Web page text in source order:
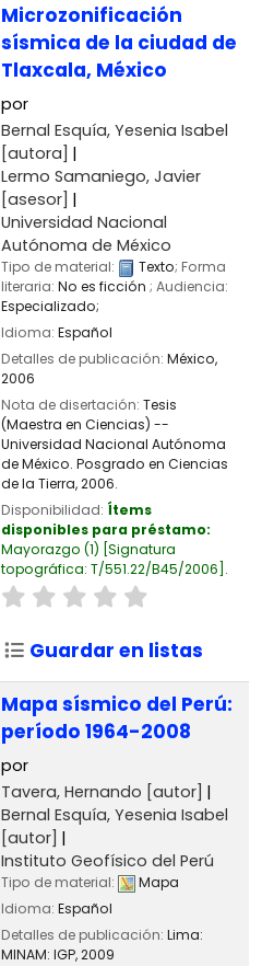
Microzonificación
sísmica de la ciudad de
Tlaxcala, México
por
Bernal Esquía, Yesenia Isabel
[autora]
Lermo Samaniego, Javier
[asesor]
Universidad Nacional
Autónoma de México
Tipo de material: Texto; Forma
literaria: No es ficción ; Audiencia:
Especializado;
Idioma: Español
Detalles de publicación: México,
2006
Nota de disertación: Tesis
(Maestra en Ciencias) --
Universidad Nacional Autónoma
de México. Posgrado en Ciencias
de la Tierra, 2006.
Disponibilidad: Ítems
disponibles para préstamo:
Mayorazgo (1) Signatura
topográfica: T/551.22/B45/2006 .
Guardar en listas
Mapa sísmico del Perú:
período 1964-2008
por
Tavera, Hernando [autor]
Bernal Esquía, Yesenia Isabel
[autor]
Instituto Geofísico del Perú
Tipo de material:
Mapa
Idioma: Español
Detalles de publicación: Lima:
MINAM: IGP,2009